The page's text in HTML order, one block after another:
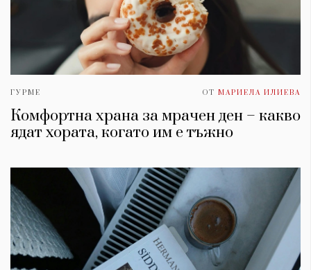
ГУРМЕ ОТ МАРИЕЛА ИЛИЕВА
Комфортна храна за мрачен ден – какво
ядат хората, когато им е тъжно